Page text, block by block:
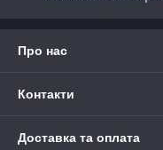
Про нас
Контакти
Доставка та оплата